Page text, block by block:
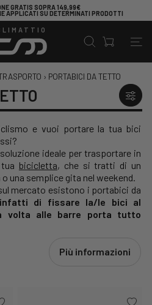
GRATIS SOPRA 149,99€
APPLICATI SU DETERMINATI PRODOTTI
› PORTABICI DA TETTO
e vuoi portare la tua bici
ideale per trasportare in
bicicletta, che si tratti di un
una semplice gita nel weekend.
mercato esistono i portabici da
di fissare la/le bici al
volta alle barre porta tutto
Più informazioni